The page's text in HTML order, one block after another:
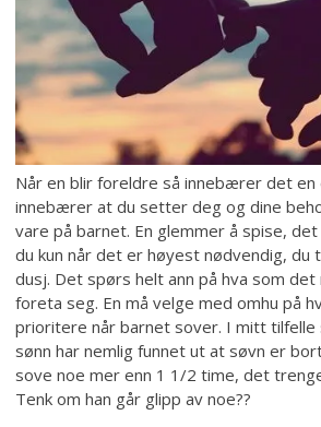
Når en blir foreldre så innebærer det en
innebærer at du setter deg og dine
vare på barnet. En glemmer å spise,
du kun når det er høyest nødvendig, du
dusj. Det spørs helt ann på hva som
foreta seg. En må velge med omhu på
prioritere når barnet sover. I mitt tilfelle
sønn har nemlig funnet ut at søvn er
sove noe mer enn 1 1/2 time, det
Tenk om han går glipp av noe??